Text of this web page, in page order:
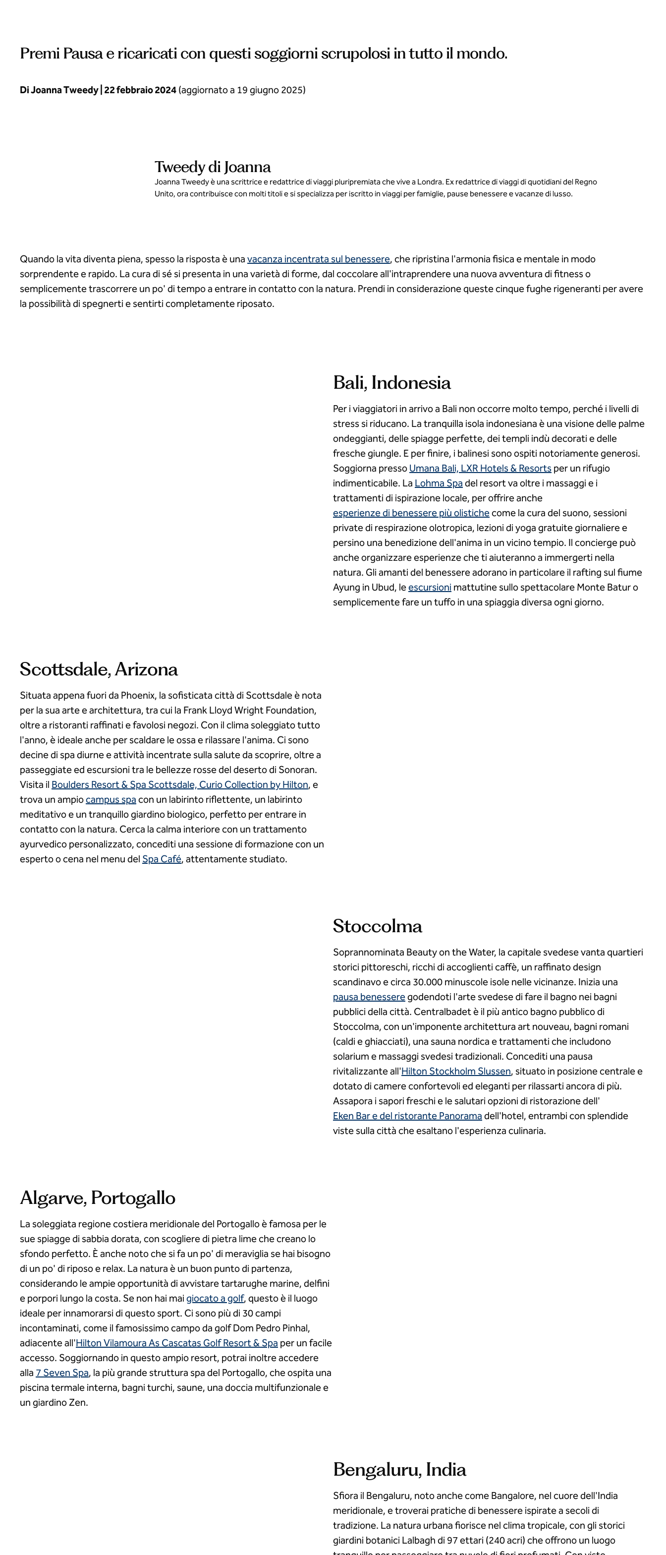
Premi Pausa e ricaricati con questi soggiorni scrupolosi in tutto il mondo.
Di Joanna Tweedy | 22 febbraio 2024 (aggiornato a 19 giugno 2025)
Tweedy di Joanna
Joanna Tweedy è una scrittrice e redattrice di viaggi pluripremiata che vive a Londra. Ex redattrice di viaggi di quotidiani del Regno
Unito, ora contribuisce con molti titoli e si specializza per iscritto in viaggi per famiglie, pause benessere e vacanze di lusso.
Quando la vita diventa piena, spesso la risposta è una vacanza incentrata sul benessere, che ripristina l'armonia fisica e mentale in modo
sorprendente e rapido. La cura di sé si presenta in una varietà di forme, dal coccolare all'intraprendere una nuova avventura di fitness o
semplicemente trascorrere un po' di tempo a entrare in contatto con la natura. Prendi in considerazione queste cinque fughe rigeneranti per avere
la possibilità di spegnerti e sentirti completamente riposato.
Bali, Indonesia
Per i viaggiatori in arrivo a Bali non occorre molto tempo, perché i livelli di
stress si riducano. La tranquilla isola indonesiana è una visione delle palme
ondeggianti, delle spiagge perfette, dei templi indù decorati e delle
fresche giungle. E per finire, i balinesi sono ospiti notoriamente generosi.
Soggiorna presso Umana Bali, LXR Hotels & Resorts per un rifugio
indimenticabile. La Lohma Spa del resort va oltre i massaggi e i
trattamenti di ispirazione locale, per offrire anche
esperienze di benessere più olistichecome la cura del suono, sessioni
private di respirazione olotropica, lezioni di yoga gratuite giornaliere e
persino una benedizione dell'anima in un vicino tempio. Il concierge può
anche organizzare esperienze che ti aiuteranno a immergerti nella
natura. Gli amanti del benessere adorano in particolare il rafting sul fiume
Ayung in Ubud, leescursioni mattutine sullo spettacolare Monte Batur o
semplicemente fare un tuffo in una spiaggia diversa ogni giorno.
Scottsdale, Arizona
Situata appena fuori da Phoenix, la sofisticata città di Scottsdale è nota
per la sua arte e architettura, tra cui la Frank Lloyd Wright Foundation,
oltre a ristoranti raffinati e favolosi negozi. Con il clima soleggiato tutto
l'anno, è ideale anche per scaldare le ossa e rilassare l'anima. Ci sono
decine di spa diurne e attività incentrate sulla salute da scoprire, oltre a
passeggiate ed escursioni tra le bellezze rosse del deserto di Sonoran.
Visita il Boulders Resort & Spa Scottsdale, Curio Collection by Hilton, e
trova un ampiocampus spa con un labirinto riflettente, un labirinto
meditativo e un tranquillo giardino biologico, perfetto per entrare in
contatto con la natura. Cerca la calma interiore con un trattamento
ayurvedico personalizzato, concediti una sessione di formazione con un
esperto o cena nel menu del Spa Café, attentamente studiato.
Stoccolma
Soprannominata Beauty on the Water, la capitale svedese vanta quartieri
storici pittoreschi, ricchi di accoglienti caffè, un raffinato design
scandinavo e circa 30.000 minuscole isole nelle vicinanze. Inizia una
pausa benesseregodendoti l'arte svedese di fare il bagno nei bagni
pubblici della città. Centralbadet è il più antico bagno pubblico di
Stoccolma, con un'imponente architettura art nouveau, bagni romani
(caldi e ghiacciati), una sauna nordica e trattamenti che includono
solarium e massaggi svedesi tradizionali. Concediti una pausa
rivitalizzante all'Hilton Stockholm Slussen, situato in posizione centrale e
dotato di camere confortevoli ed eleganti per rilassarti ancora di più.
Assapora i sapori freschi e le salutari opzioni di ristorazione dell'
Eken Bar e del ristorante Panorama dell'hotel, entrambi con splendide
viste sulla città che esaltano l'esperienza culinaria.
Algarve, Portogallo
La soleggiata regione costiera meridionale del Portogallo è famosa per le
sue spiagge di sabbia dorata, con scogliere di pietra lime che creano lo
sfondo perfetto. È anche noto che si fa un po' di meraviglia se hai bisogno
di un po' di riposo e relax. La natura è un buon punto di partenza,
considerando le ampie opportunità di avvistare tartarughe marine, delfini
e porpori lungo la costa. Se non hai mai giocato a golf, questo è il luogo
ideale per innamorarsi di questo sport. Ci sono più di 30 campi
incontaminati, come il famosissimo campo da golf Dom Pedro Pinhal,
adiacente all'Hilton Vilamoura As Cascatas Golf Resort & Spa per un facile
accesso. Soggiornando in questo ampio resort, potrai inoltre accedere
alla 7 Seven Spa, la più grande struttura spa del Portogallo, che ospita una
piscina termale interna, bagni turchi, saune, una doccia multifunzionale e
un giardino Zen.
Bengaluru, India
Sfiora il Bengaluru, noto anche come Bangalore, nel cuore dell'India
meridionale, e troverai pratiche di benessere ispirate a secoli di
tradizione. La natura urbana fiorisce nel clima tropicale, con gli storici
giardini botanici Lalbagh di 97 ettari (240 acri) che offrono un luogo